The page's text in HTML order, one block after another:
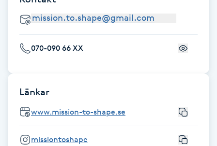
Gua Sha-massage
Headspa
Healing
Herrklippning
070-090 66 XX
Länkar
www.mission-to-shape.se
missiontoshape